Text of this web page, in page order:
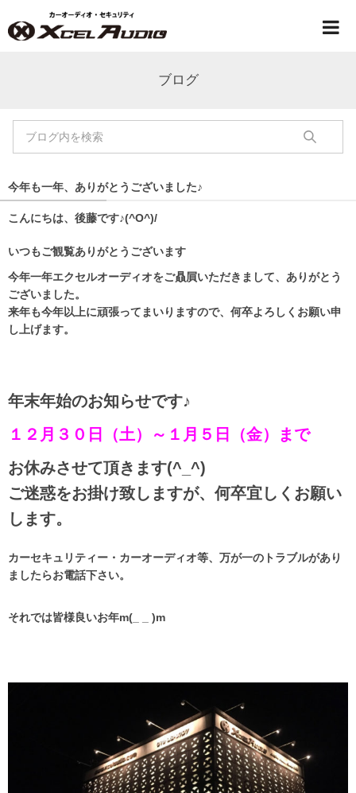
ブログ
今年も一年、ありがとうございました♪
こんにちは、後藤です♪(^O^)/
いつもご観覧ありがとうございます
今年一年エクセルオーディオをご贔屓いただきまして、ありがとう
ございました。
来年も今年以上に頑張ってまいりますので、何卒よろしくお願い申
し上げます。
年末年始のお知らせです♪
１２月３０日（土）～１月５日（金）まで
お休みさせて頂きます(^_^)
ご迷惑をお掛け致しますが、何卒宜しくお願い
します。
カーセキュリティー・カーオーディオ等、万が一のトラブルがあり
ましたらお電話下さい。
それでは皆様良いお年m(_ _ )m